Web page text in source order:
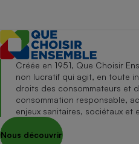
Créée en 1951, Que Choisir
non lucratif qui agit, en toute
droits des consommateurs et
consommation responsable,
enjeux sanitaires, sociétaux et
Nous découvrir